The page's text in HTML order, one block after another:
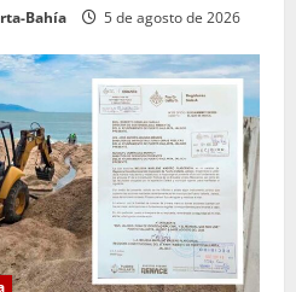
Bahía 5 de agosto de 2026